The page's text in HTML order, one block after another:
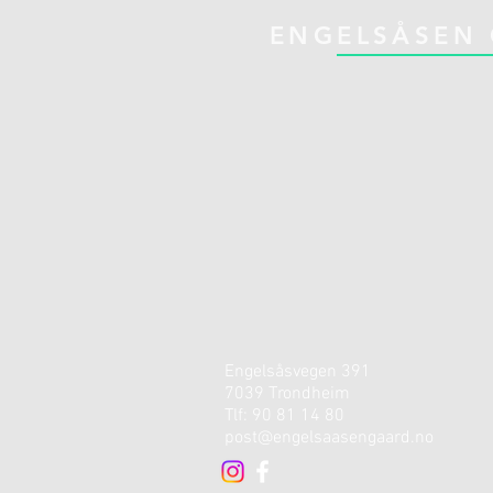
Engelsåsvegen 391
7039 Trondheim
Tlf: 90 81 14 80
post@engelsaasengaard.no